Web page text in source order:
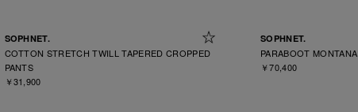
SOPHNET.
COTTON STRETCH TWILL TAPERED CROPPED
PANTS
￥31,900
SOPHNET.
PARABOOT MONTANA
￥70,400